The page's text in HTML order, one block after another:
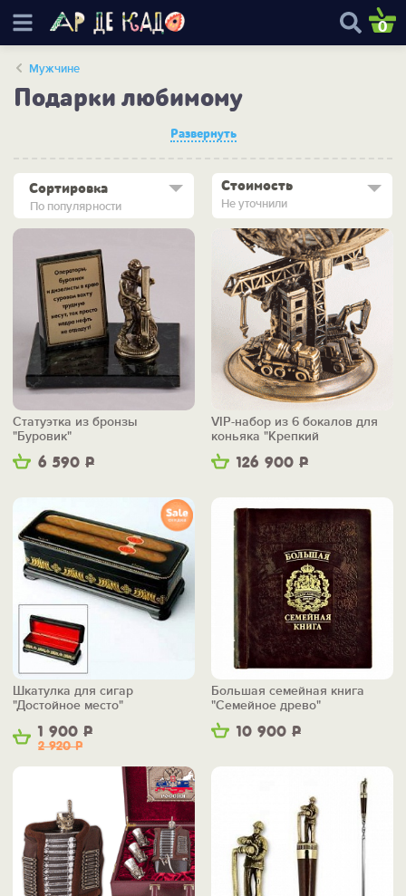
0
Мужчине
Подарки любимому
Развернуть
По популярности
Сортировка Стоимость
Не уточнили
6 590 Р
Статуэтка из бронзы
"Буровик"
126 900 Р
VIP-набор из 6 бокалов для
коньяка "Крепкий
фундамент"
1 900 Р
2 920Р
Шкатулка для сигар
"Достойное место"
10 900 Р
Большая семейная книга
"Семейное древо"